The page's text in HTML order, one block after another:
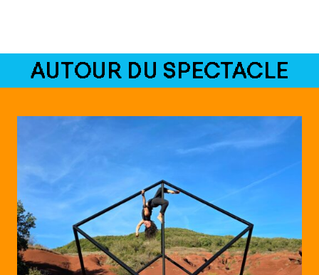
AUTOUR DU SPECTACLE